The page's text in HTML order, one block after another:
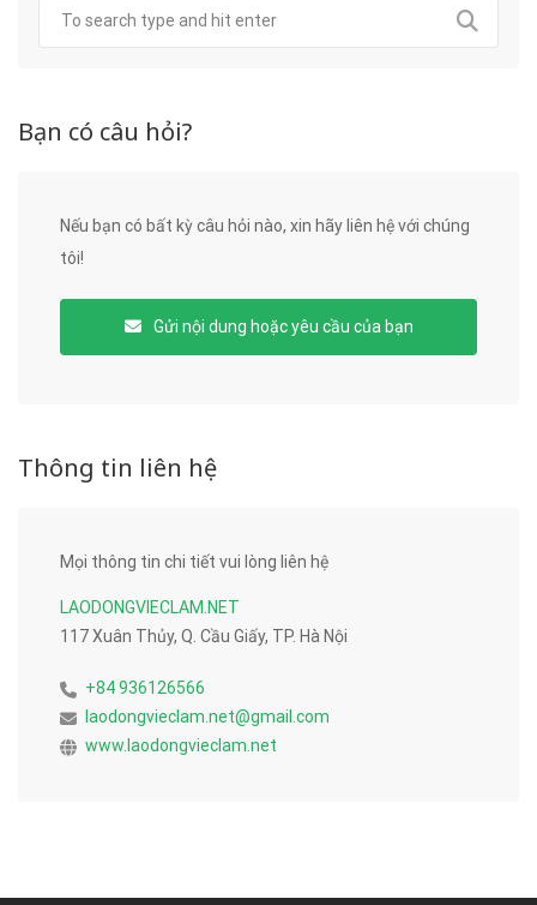
Bạn có câu hỏi?
Nếu bạn có bất kỳ câu hỏi nào, xin hãy liên hệ với chúng
tôi!
Gửi nội dung hoặc yêu cầu của bạn
Thông tin liên hệ
Mọi thông tin chi tiết vui lòng liên hệ
LAODONGVIECLAM.NET
117 Xuân Thủy, Q. Cầu Giấy, TP. Hà Nội
+84 936126566
laodongvieclam.net@gmail.com
www.laodongvieclam.net